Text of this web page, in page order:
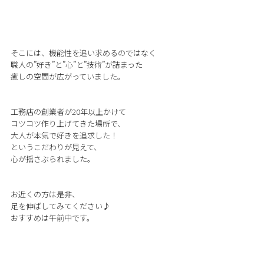
そこには、機能性を追い求めるのではなく
職人の”好き”と”心”と”技術”が詰まった
癒しの空間が広がっていました。
工務店の創業者が20年以上かけて
コツコツ作り上げてきた場所で、
大人が本気で好きを追求した！
というこだわりが見えて、
心が揺さぶられました。
お近くの方は是非、
足を伸ばしてみてください♪
おすすめは午前中です。